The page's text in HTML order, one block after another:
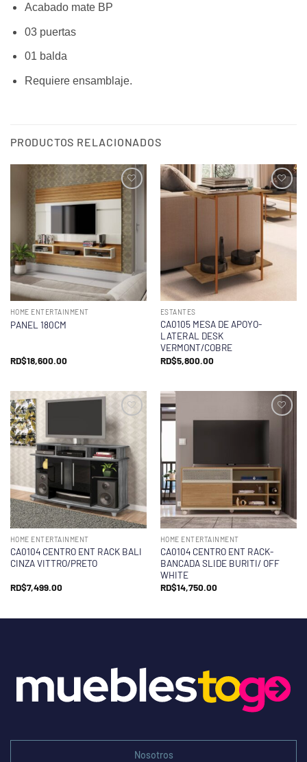
Acabado mate BP
03 puertas
01 balda
Requiere ensamblaje.
PRODUCTOS RELACIONADOS
HOME ENTERTAINMENT
PANEL 180CM
RD$18,600.00
ESTANTES
CA0105 MESA DE APOYO-
LATERAL DESK
VERMONT/COBRE
RD$5,800.00
HOME ENTERTAINMENT
CA0104 CENTRO ENT RACK BALI
CINZA VITTRO/PRETO
RD$7,499.00
HOME ENTERTAINMENT
CA0104 CENTRO ENT RACK-
BANCADA SLIDE BURITI/ OFF
WHITE
RD$14,750.00
Nosotros